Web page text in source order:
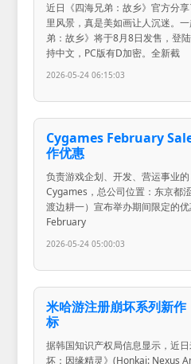
近日《四海兄弟：故乡》官方分
里风景，真是美如画让人沉迷。
弟：故乡》将于8月8日发售，登
持中文，PC版有D加密。全新截
2026-05-24 06:15:03
Cygames February
作优惠
负责游戏企划、开发、营运事业
Cygames，总公司位置：东京都
渡边耕一）宣布举办期间限定的
February
2026-05-24 05:00:03
米哈游注册崩坏系列新
标
据韩国知识产权局信息显示，近
坏：因缘精灵》(Honkai: Nexus